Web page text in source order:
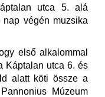
utca 5. alá
végén muzsika
első alkalommal
Káptalan utca 6. és
alatt köti össze a
Múzeum